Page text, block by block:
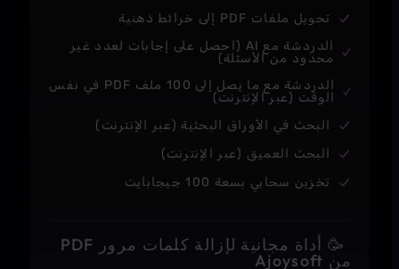
تحويل ملفات PDF إلى خرائط ذهنية
الدردشة مع AI (احصل على إجابات لعدد غير
محدود من الأسئلة)
الدردشة مع ما يصل إلى 100 ملف PDF في نفس
الوقت (عبر الإنترنت)
البحث في الأوراق البحثية (عبر الإنترنت)
البحث العميق (عبر الإنترنت)
تخزين سحابي بسعة 100 جيجابايت
🥳 أداة مجانية لإزالة كلمات مرور PDF
من Ajoysoft